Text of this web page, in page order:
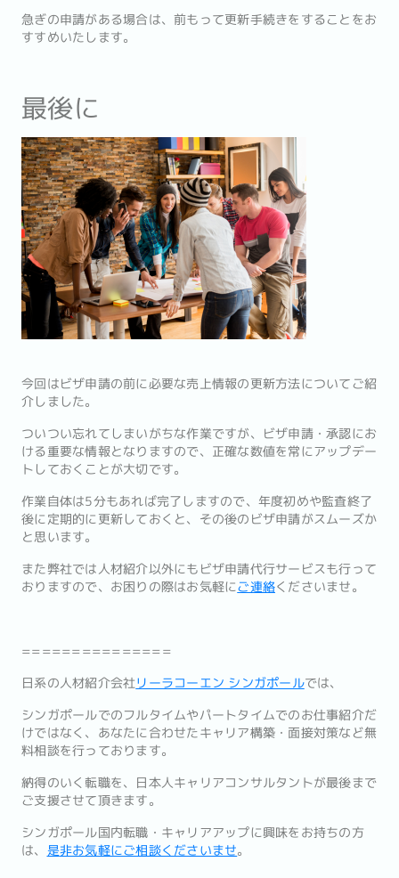
急ぎの申請がある場合は、前もって更新手続きをすることをお
すすめいたします。
最後に
今回はビザ申請の前に必要な売上情報の更新方法についてご紹
介しました。
ついつい忘れてしまいがちな作業ですが、ビザ申請・承認にお
ける重要な情報となりますので、正確な数値を常にアップデー
トしておくことが大切です。
作業自体は5分もあれば完了しますので、年度初めや監査終了
後に定期的に更新しておくと、その後のビザ申請がスムーズか
と思います。
また弊社では人材紹介以外にもビザ申請代行サービスも行って
おりますので、お困りの際はお気軽にご連絡くださいませ。
===============
日系の人材紹介会社リーラコーエン シンガポールでは、
シンガポールでのフルタイムやパートタイムでのお仕事紹介だ
けではなく、あなたに合わせたキャリア構築・ 面接対策など無
料相談を行っております。
納得のいく転職を、 日本人キャリアコンサルタントが最後まで
ご支援させて頂きます。
シンガポール国内転職・キャリアアップに興味をお持ちの方
は、 是非お気軽にご相談くださいませ。